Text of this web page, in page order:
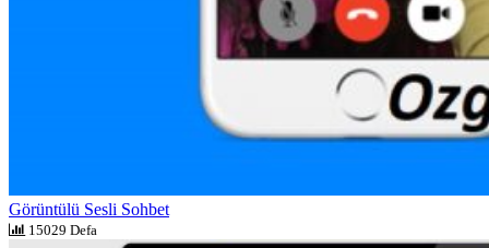
Görüntülü Sesli Sohbet
15029 Defa